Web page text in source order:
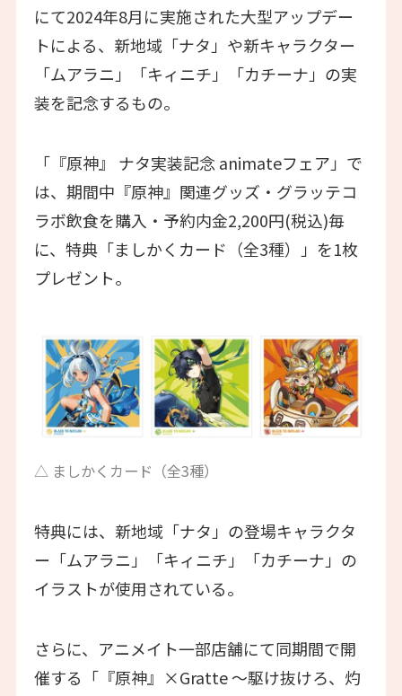
にて2024年8月に実施された大型アップデー
トによる、新地域「ナタ」や新キャラクター
「ムアラニ」「キィニチ」「カチーナ」の実
装を記念するもの。
「『原神』 ナタ実装記念 animateフェア」で
は、期間中『原神』関連グッズ・グラッテコ
ラボ飲食を購入・予約内金2,200円(税込)毎
に、特典「ましかくカード（全3種）」を1枚
プレゼント。
△ ましかくカード（全3種）
特典には、新地域「ナタ」の登場キャラクタ
ー「ムアラニ」「キィニチ」「カチーナ」の
イラストが使用されている。
さらに、アニメイト一部店舗にて同期間で開
催する「『原神』×Gratte ～駆け抜けろ、灼